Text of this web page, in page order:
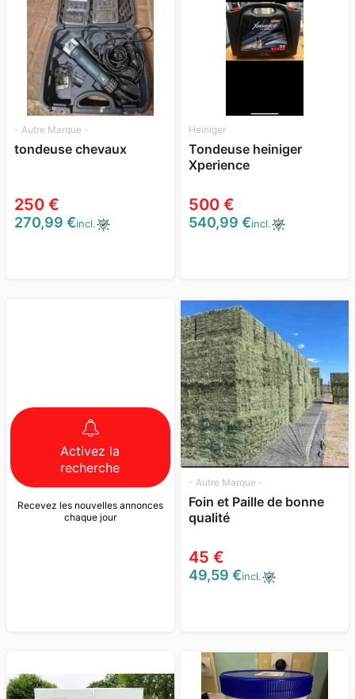
- Autre Marque -
tondeuse chevaux
250 €
270,99 €incl.
Heiniger
Tondeuse heiniger
Xperience
500 €
540,99 €incl.
Activez la
recherche
Recevez les nouvelles annonces
chaque jour
- Autre Marque -
Foin et Paille de bonne
qualité
45 €
49,59 €incl.